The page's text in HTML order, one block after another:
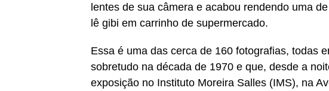
lentes de sua câmera e acabou rendendo uma
lê gibi em carrinho de supermercado.
Essa é uma das cerca de 160 fotografias, todas
sobretudo na década de 1970 e que, desde a
exposição no Instituto Moreira Salles (IMS), na